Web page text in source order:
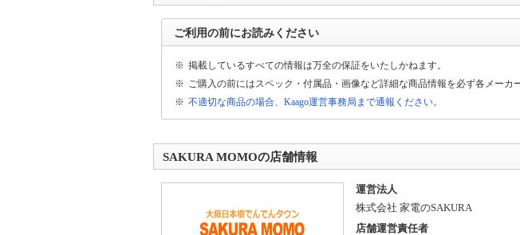
ご利用の前にお読みください
※ 掲載しているすべての情報は万全の保証をいたしかねます。
※ ご購入の前にはスペック・付属品・画像など詳細な商品情報を必ず各メーカ
※ 不適切な商品の場合、Kaago運営事務局まで通報ください。
SAKURA MOMOの店舗情報
運営法人
株式会社 家電のSAKURA
店舗運営責任者